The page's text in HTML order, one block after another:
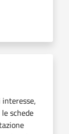
schede